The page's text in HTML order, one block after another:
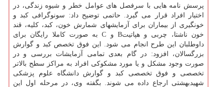
پرسش نامه هایی با سرفصل های عوامل خطر و شیوه زندگی، در
اختیار افراد قرار می گیرد. حاتمی توضیح داد: سونوگرافی كبد و
خونگیری از بیماران برای آزمایشهای شمارش خون، كبد، كلیه، قند
خون ناشتا، چربی و هپاتیتB و C به صورت كاملا رایگان برای
داوطلبان این طرح انجام می شود. این فوق تخصص كبد و گوارش
بزرگسالان، افزود: در گام بعدی تمامی آزمایشات بررسی و در
صورت وجود مشكل و یا مورد مشكوكی افراد به مراكز سطح بالاتر
تخصصی و فوق تخصصی كبد و گوارش دانشگاه علوم پزشكی
شهیدبهشتی ارجاع داده می شوند. بگفته وی، در مرحله اول این